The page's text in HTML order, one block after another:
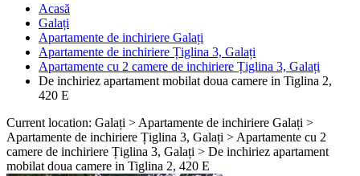
Acasă
Galați
Apartamente de inchiriere Galați
Apartamente de inchiriere Țiglina 3, Galați
Apartamente cu 2 camere de inchiriere Țiglina 3, Galați
De inchiriez apartament mobilat doua camere in Tiglina 2,
420 E
Current location: Galați > Apartamente de inchiriere Galați >
Apartamente de inchiriere Țiglina 3, Galați > Apartamente cu 2
camere de inchiriere Țiglina 3, Galați > De inchiriez apartament
mobilat doua camere in Tiglina 2, 420 E